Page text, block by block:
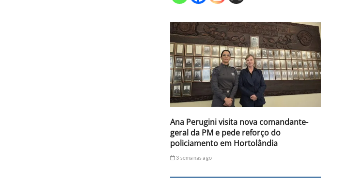
Ana Perugini visita nova comandante-
geral da PM e pede reforço do
policiamento em Hortolândia
3 semanas ago